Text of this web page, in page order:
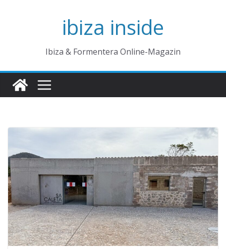
ibiza inside
Ibiza & Formentera Online-Magazin